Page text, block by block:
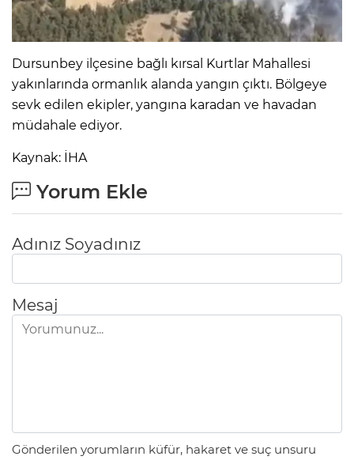
Dursunbey ilçesine bağlı kırsal Kurtlar Mahallesi
yakınlarında ormanlık alanda yangın çıktı. Bölgeye
sevk edilen ekipler, yangına karadan ve havadan
müdahale ediyor.
Kaynak: İHA
Yorum Ekle
Adınız Soyadınız
Mesaj
Gönderilen yorumların küfür, hakaret ve suç unsuru